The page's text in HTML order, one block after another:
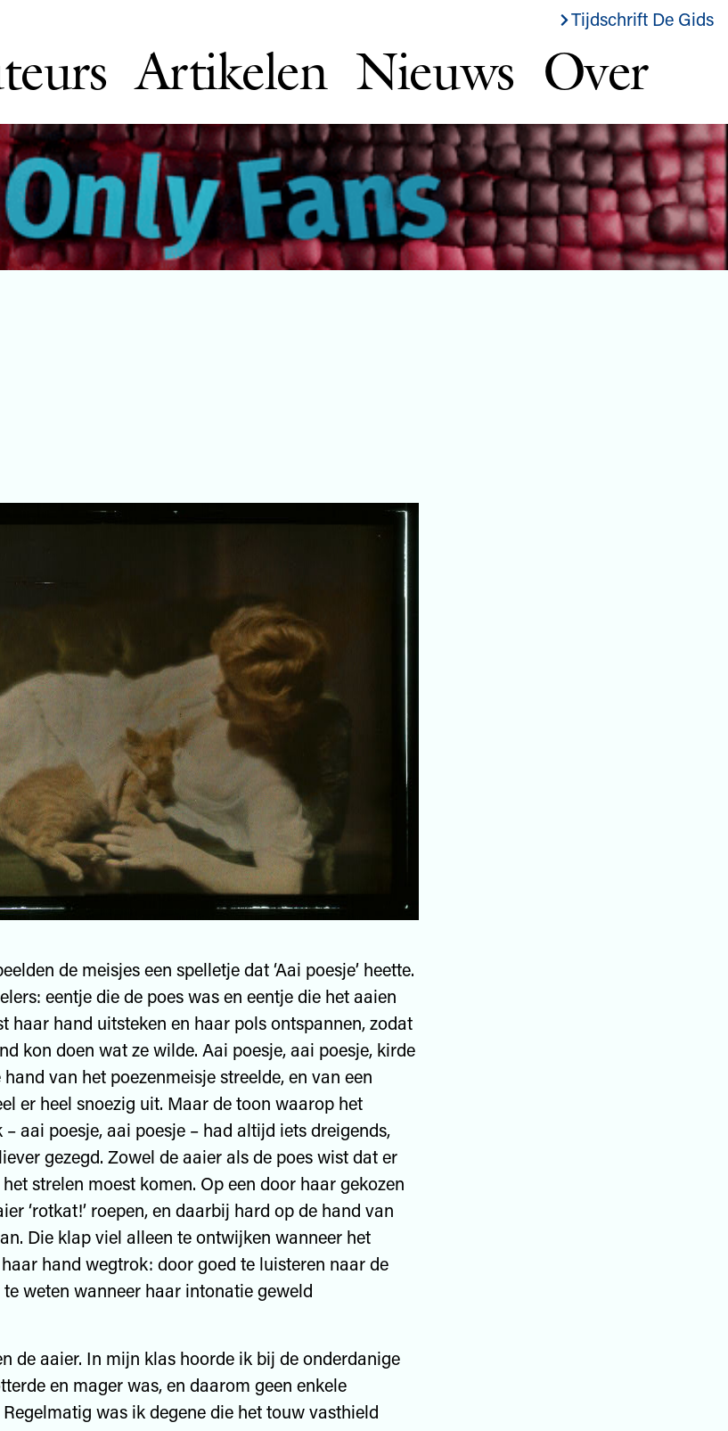
Tijdschrift De Gids
Artikelen Nieuws Over
de meisjes een spelletje dat ‘Aai poesje’ heette.
eentje die de poes was en eentje die het aaien
haar hand uitsteken en haar pols ontspannen, zodat
kon doen wat ze wilde. Aai poesje, aai poesje, kirde
van het poezenmeisje streelde, en van een
er heel snoezig uit. Maar de toon waarop het
aai poesje, aai poesje – had altijd iets dreigends,
gezegd. Zowel de aaier als de poes wist dat er
strelen moest komen. Op een door haar gekozen
‘rotkat!’ roepen, en daarbij hard op de hand van
Die klap viel alleen te ontwijken wanneer het
hand wegtrok: door goed te luisteren naar de
weten wanneer haar intonatie geweld
aaier. In mijn klas hoorde ik bij de onderdanige
en mager was, en daarom geen enkele
was ik degene die het touw vasthield